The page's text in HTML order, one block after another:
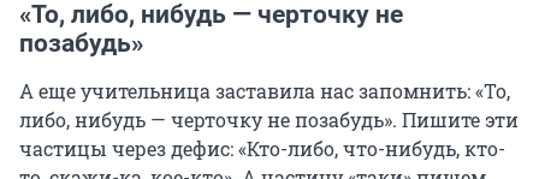
«То, либо, нибудь — черточку не
позабудь»
А еще учительница заставила нас запомнить: «То,
либо, нибудь — черточку не позабудь». Пишите эти
частицы через дефис: «Кто-либо, что-нибудь, кто-